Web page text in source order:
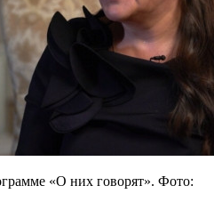
«О них говорят». Фото: